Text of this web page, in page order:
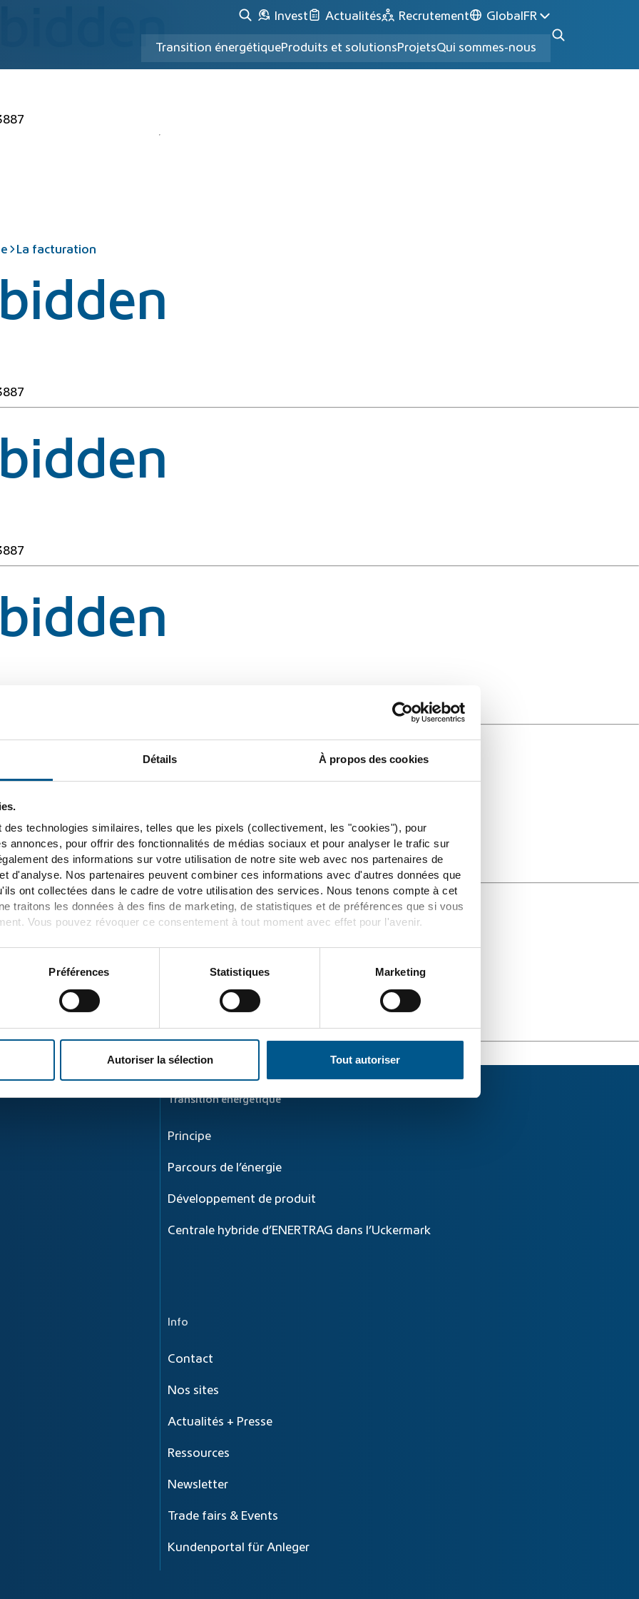
Détails À propos des cookies
technologies similaires, telles que les pixels (collectivement, les "cookies"), pour
annonces, pour offrir des fonctionnalités de médias sociaux et pour analyser le trafic sur
des informations sur votre utilisation de notre site web avec nos partenaires de
d'analyse. Nos partenaires peuvent combiner ces informations avec d'autres données que
ont collectées dans le cadre de votre utilisation des services. Nous tenons compte à cet
traitons les données à des fins de marketing, de statistiques et de préférences que si vous
Vous pouvez révoquer ce consentement à tout moment avec effet pour l'avenir.
protection des données
Préférences Statistiques Marketing
Autoriser la sélection Tout autoriser
Invest Actualités Recrutement Global FR
Transition énergétiqueProduits et solutionsProjetsQui sommes-nous
La facturation
Transition énergétique
Principe
Parcours de l’énergie
Développement de produit
Centrale hybride d’ENERTRAG dans l’Uckermark
Info
Contact
Nos sites
Actualités + Presse
Ressources
Newsletter
Trade fairs & Events
Kundenportal für Anleger